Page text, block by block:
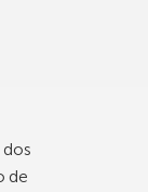
dos
de